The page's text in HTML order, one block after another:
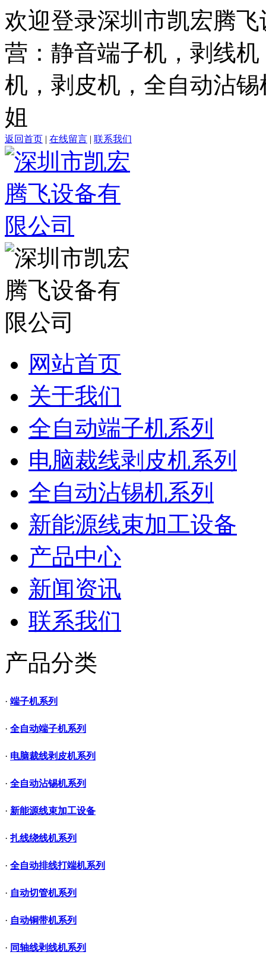
欢迎登录深圳市凯宏腾
营：静音端子机，剥线
机，剥皮机，全自动沾锡
姐
返回首页 | 在线留言 | 联系我们
网站首页
关于我们
全自动端子机系列
电脑裁线剥皮机系列
全自动沾锡机系列
新能源线束加工设备
产品中心
新闻资讯
联系我们
产品分类
· 端子机系列
· 全自动端子机系列
· 电脑裁线剥皮机系列
· 全自动沾锡机系列
· 新能源线束加工设备
· 扎线绕线机系列
· 全自动排线打端机系列
· 自动切管机系列
· 自动铜带机系列
· 同轴线剥线机系列